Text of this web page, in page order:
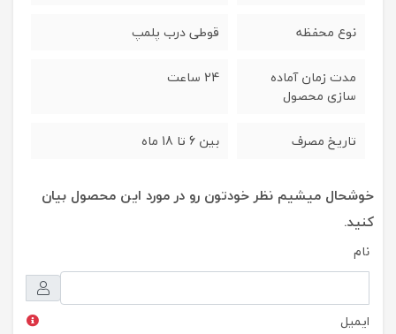
نوع محفظه قوطی درب پلمپ
مدت زمان آماده
سازی محصول
24 ساعت
تاریخ مصرف بین 6 تا 18 ماه
خوشحال میشیم نظر خودتون رو در مورد این محصول بیان
کنید.
نام
ایمیل